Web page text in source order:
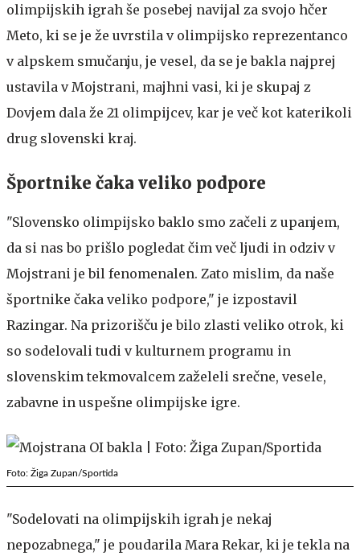
olimpijskih igrah še posebej navijal za svojo hčer
Meto, ki se je že uvrstila v olimpijsko reprezentanco
v alpskem smučanju, je vesel, da se je bakla najprej
ustavila v Mojstrani, majhni vasi, ki je skupaj z
Dovjem dala že 21 olimpijcev, kar je več kot katerikoli
drug slovenski kraj.
Športnike čaka veliko podpore
"Slovensko olimpijsko baklo smo začeli z upanjem,
da si nas bo prišlo pogledat čim več ljudi in odziv v
Mojstrani je bil fenomenalen. Zato mislim, da naše
športnike čaka veliko podpore," je izpostavil
Razingar. Na prizorišču je bilo zlasti veliko otrok, ki
so sodelovali tudi v kulturnem programu in
slovenskim tekmovalcem zaželeli srečne, vesele,
zabavne in uspešne olimpijske igre.
Foto: Žiga Zupan/Sportida
"Sodelovati na olimpijskih igrah je nekaj
nepozabnega," je poudarila Mara Rekar, ki je tekla na